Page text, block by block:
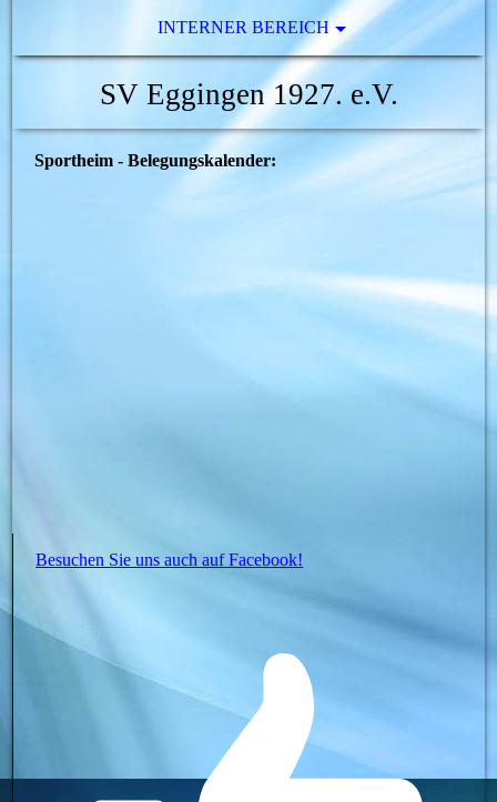
INTERNER BEREICH
SV Eggingen 1927. e.V.
Sportheim - Belegungskalender:
Besuchen Sie uns auch auf Facebook!